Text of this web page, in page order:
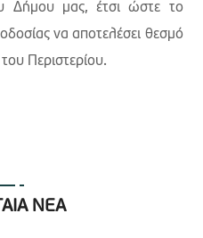
Δήμου μας, έτσι ώστε το
να αποτελέσει θεσμό
Περιστερίου.
ΝΕΑ